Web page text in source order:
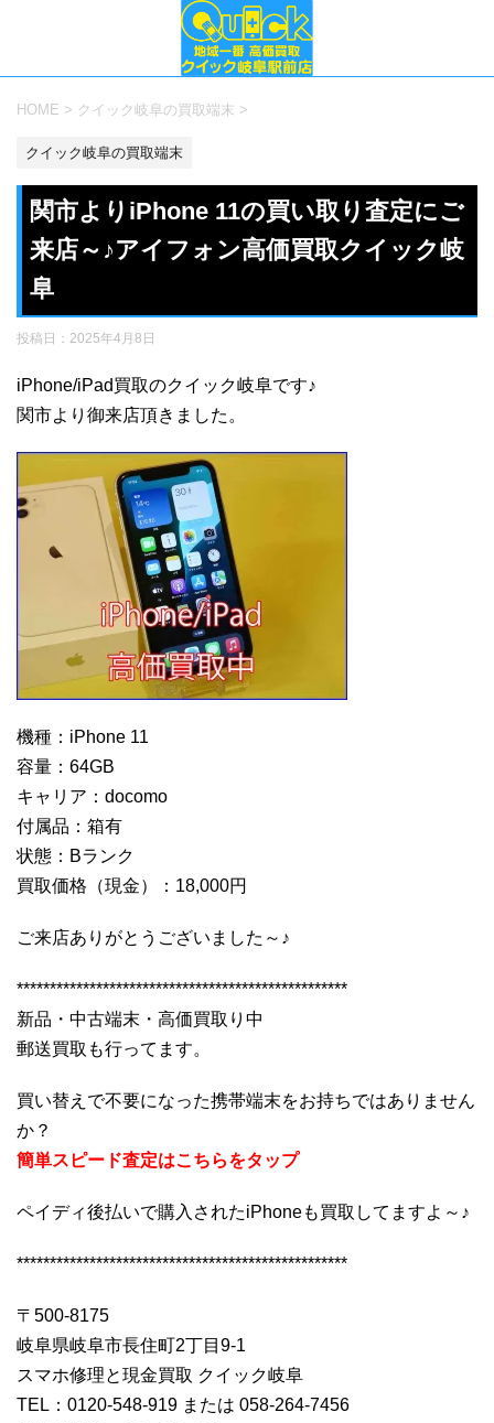
HOME > クイック岐阜の買取端末 >
クイック岐阜の買取端末
関市よりiPhone 11の買い取り査定にご
来店～♪アイフォン高価買取クイック岐
阜
投稿日： 2025年4月8日
iPhone/iPad買取のクイック岐阜です♪
関市より御来店頂きました。
機種：iPhone 11
容量：64GB
キャリア：docomo
付属品：箱有
状態：Bランク
買取価格（現金）：18,000円
ご来店ありがとうございました～♪
**************************************************
新品・中古端末・高価買取り中
郵送買取も行ってます。
買い替えで不要になった携帯端末をお持ちではありません
か？
簡単スピード査定はこちらをタップ
ペイディ後払いで購入されたiPhoneも買取してますよ～♪
**************************************************
〒500-8175
岐阜県岐阜市長住町2丁目9-1
スマホ修理と現金買取 クイック岐阜
TEL：0120-548-919 または 058-264-7456